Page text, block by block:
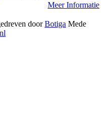
Meer Informatie
doorBotiga Mede